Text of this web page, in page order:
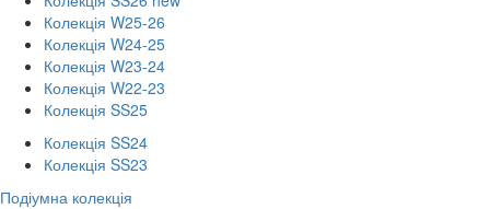
Колекція W25-26
Колекція W24-25
Колекція W23-24
Колекція W22-23
Колекція SS25
Колекція SS24
Колекція SS23
Подіумна колекція